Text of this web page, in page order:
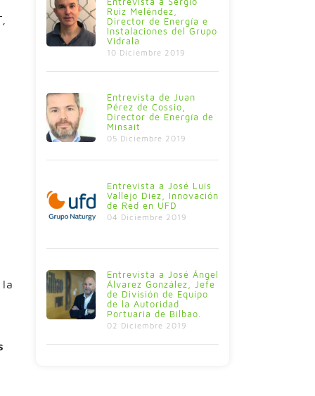
Ruiz Meléndez,
Director de Energía e
Instalaciones del Grupo
Vidrala
10 Diciembre 2019
Entrevista de Juan
Pérez de Cossio,
Director de Energía de
Minsait
05 Diciembre 2019
Entrevista a José Luis
Vallejo Diez, Innovación
de Red en UFD
04 Diciembre 2019
Entrevista a José Ángel
Álvarez González, Jefe
de División de Equipo
de la Autoridad
Portuaria de Bilbao.
02 Diciembre 2019